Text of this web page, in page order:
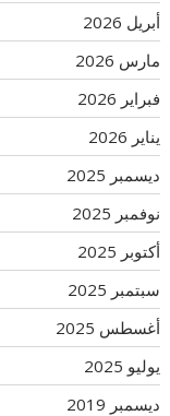
أبريل 2026
مارس 2026
فبراير 2026
يناير 2026
ديسمبر 2025
نوفمبر 2025
أكتوبر 2025
سبتمبر 2025
أغسطس 2025
يوليو 2025
ديسمبر 2019